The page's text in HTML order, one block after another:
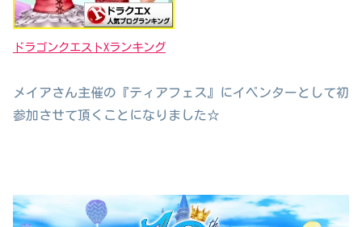
ドラゴンクエストXランキング
メイアさん主催の『ティアフェス』にイベンターとして初
参加させて頂くことになりました☆